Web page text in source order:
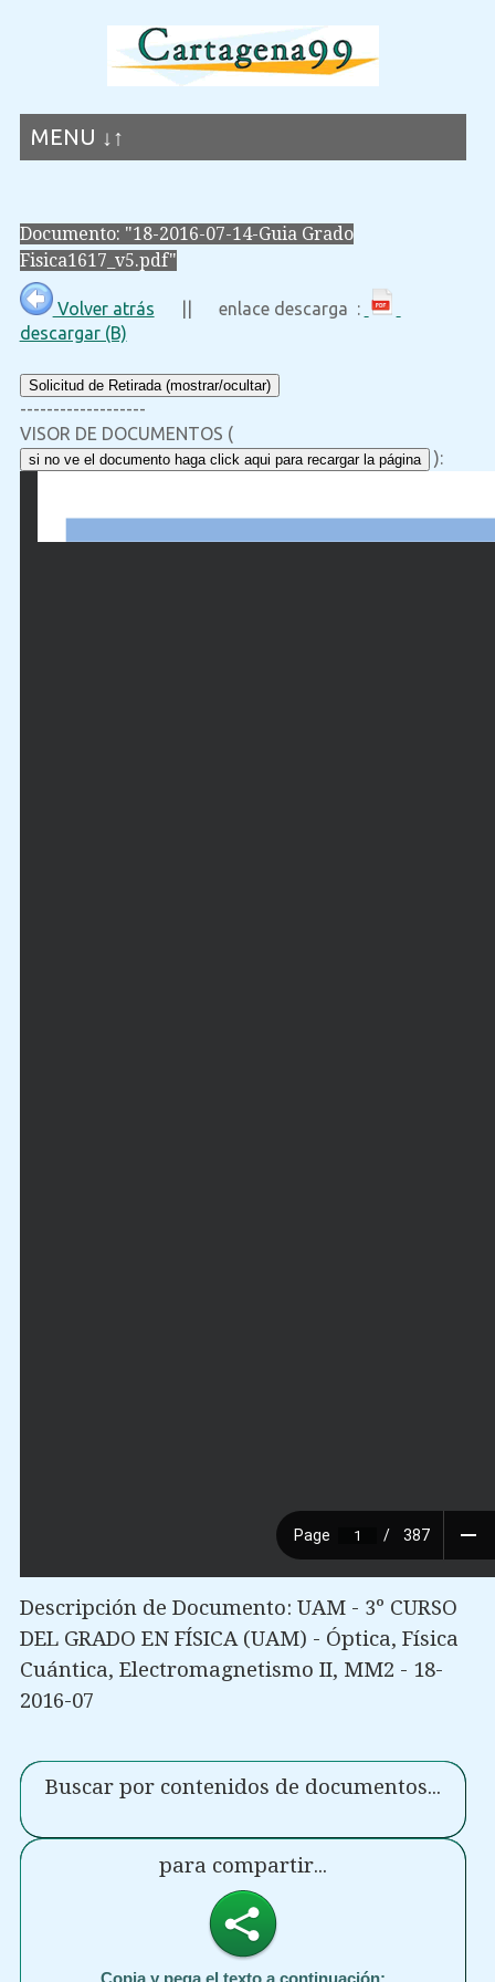
MENU ↓↑
Documento: "18-2016-07-14-Guia Grado
Fisica1617_v5.pdf"
Volver atrás || enlace descarga :
descargar (B)
Solicitud de Retirada (mostrar/ocultar)
-------------------
VISOR DE DOCUMENTOS (
si no ve el documento haga click aqui para recargar la página ):
Descripción de Documento: UAM - 3º CURSO
DEL GRADO EN FÍSICA (UAM) - Óptica, Física
Cuántica, Electromagnetismo II, MM2 - 18-
2016-07
Buscar por contenidos de documentos...
para compartir...